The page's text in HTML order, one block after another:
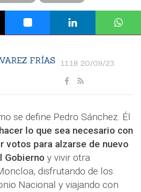
FRÍAS 11:18 20/09/23
se define Pedro Sánchez. Él
lo que sea necesario con
votos para alzarse de nuevo
Gobierno y vivir otra
disfrutando de los
Nacional y viajando con